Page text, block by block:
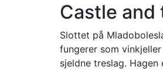
Castle and
Slottet på
fungerer som
sjeldne treslag.